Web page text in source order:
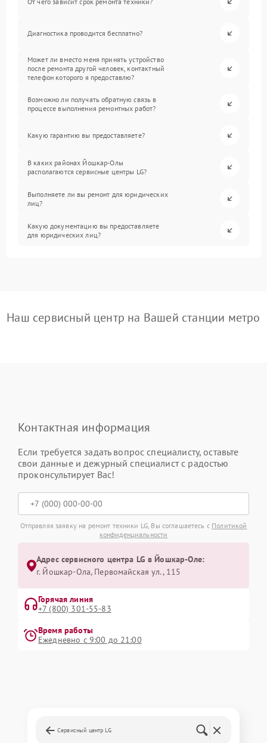
Диагностика проводится бесплатно?
Может ли вместо меня принять устройство
после ремонта другой человек, контактный
телефон которого я предоставлю?
Возможно ли получать обратную связь в
процессе выполнения ремонтных работ?
Какую гарантию вы предоставляете?
В каких районах Йошкар-Олы
располагаются сервисные центры LG?
Выполняете ли вы ремонт для юридических
лиц?
Какую документацию вы предоставляете
для юридических лиц?
Наш сервисный центр на Вашей станции метро
Контактная информация
Если требуется задать вопрос специалисту, оставьте
свои данные и дежурный специалист с радостью
проконсультирует Вас!
Отправляя заявку на ремонт техники LG, Вы соглашаетесь с Политикой
конфиденциальности
Адрес сервисного центра LG в Йошкар-Оле:
г. Йошкар-Ола, Первомайская ул., 115
Горячая линия
+7 (800) 301-55-83
Время работы
Ежедневно с 9:00 до 21:00
Сервисный центр LG